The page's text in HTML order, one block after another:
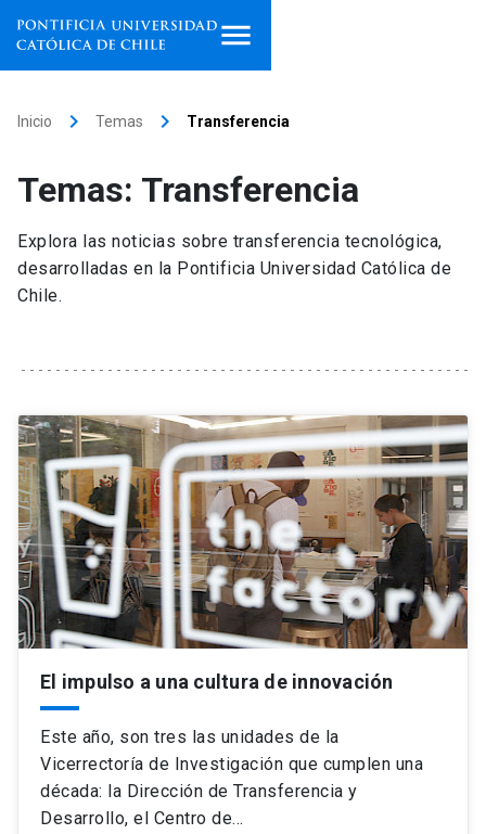
Facultades, escuelas e
institutos
Investigación
Vinculación
Universidad
Información para keyboard_arrow_down
Futuros estudiantes
Académicos
Personal
Alumni launch
Go to english site launch
Admisión
Mi Cuenta UC
Inicio keyboard_arrow_right Temas keyboard_arrow_right Transferencia
Temas: Transferencia
Explora las noticias sobre transferencia tecnológica,
desarrolladas en la Pontificia Universidad Católica de
Chile.
El impulso a una cultura de innovación
Este año, son tres las unidades de la
Vicerrectoría de Investigación que cumplen una
década: la Dirección de Transferencia y
Desarrollo, el Centro de…